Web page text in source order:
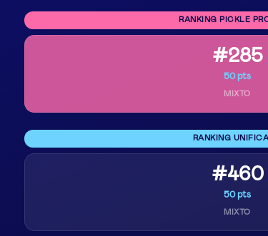
RANKING PICKLE
#285
50 pts
MIXTO
RANKING
#460
50 pts
MIXTO